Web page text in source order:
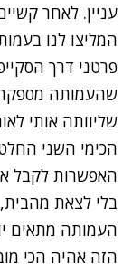
עניין. לאחר
המליצו לנו
פרטני דרך
שהעמותה
שליוותה אותי
הכימי השני
האפשרות לקבל
בלי לצאת
העמותה מתאים
הזה אהיה הכי